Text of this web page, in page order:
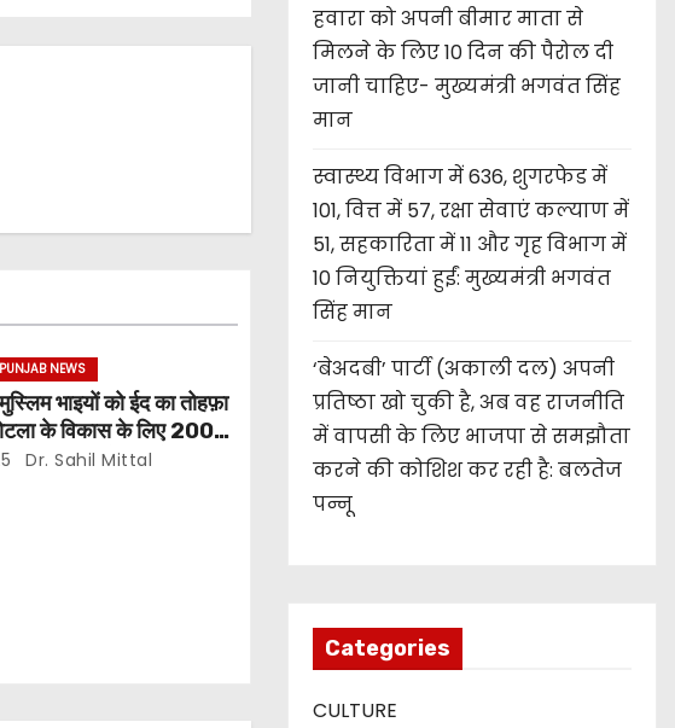
PUNJAB NEWS
भाइयों को ईद का तोहफ़ा
के विकास के लिए 200
विकास परियोजनाओं की
Dr. Sahil Mittal
हवारा को अपनी बीमार माता से
मिलने के लिए 10 दिन की पैरोल दी
जानी चाहिए- मुख्यमंत्री भगवंत सिंह
मान
स्वास्थ्य विभाग में 636, शुगरफेड में
101, वित्त में 57, रक्षा सेवाएं कल्याण में
51, सहकारिता में 11 और गृह विभाग में
10 नियुक्तियां हुईं: मुख्यमंत्री भगवंत
सिंह मान
‘बेअदबी’ पार्टी (अकाली दल) अपनी
प्रतिष्ठा खो चुकी है, अब वह राजनीति
में वापसी के लिए भाजपा से समझौता
करने की कोशिश कर रही है: बलतेज
पन्नू
Categories
CULTURE